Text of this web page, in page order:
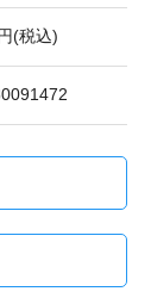
(税込)